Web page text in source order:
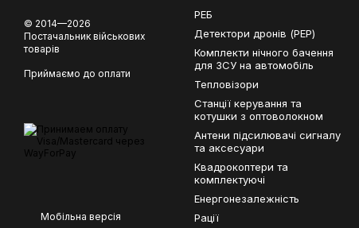
© 2014—2026
Постачальник військових
товарів
Приймаємо до оплати
Мобільна версія
РЕБ
Детектори дронів (РЕР)
Комплекти нічного бачення
для ЗСУ на автомобіль
Тепловізори
Станції керування та
котушки з оптоволокном
Антени підсилювачі сигналу
та аксесуари
Квадрокоптери та
комплектуючі
Енергонезалежність
Рації